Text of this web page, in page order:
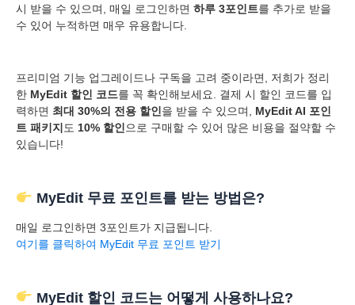
시 받을 수 있으며, 매일 로그인하면 하루 3포인트를 추가로 받을
수 있어 누적하면 매우 유용합니다.
프리미엄 기능 업그레이드나 구독을 고려 중이라면, 저희가 정리
한 MyEdit 할인 코드를 꼭 확인해보세요. 결제 시 할인 코드를 입
력하면 최대 30%의 전용 할인을 받을 수 있으며, MyEdit AI 포인
트 패키지 도 10% 할인으로 구매할 수 있어 많은 비용을 절약할 수
있습니다!
MyEdit 무료 포인트를 받는 방법은?
매일 로그인하면 3포인트가 지급됩니다.
여기를 클릭하여 MyEdit 무료 포인트 받기
MyEdit 할인 코드는 어떻게 사용하나요?